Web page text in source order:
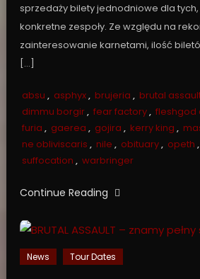
sprzedaży bilety jednodniowe dla
konkretne zespoły. Ze względu na
zainteresowanie karnetami, ilość
[…]
absu , asphyx, brujeria , brutal
dimmu borgir, fear factory, fleshgod
furia , gaerea , gojira , kerry king ,
ne obliviscaris , nile , obituary, opeth ,
suffocation , warbringer
Continue Reading
News Tour Dates